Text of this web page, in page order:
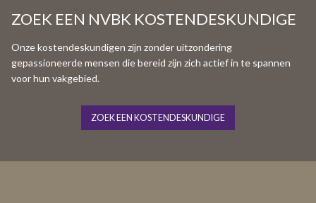
ZOEK EEN NVBK KOSTENDESKUNDIGE
Onze kostendeskundigen zijn zonder uitzondering
gepassioneerde mensen die bereid zijn zich actief in te spannen
voor hun vakgebied.
ZOEK EEN KOSTENDESKUNDIGE